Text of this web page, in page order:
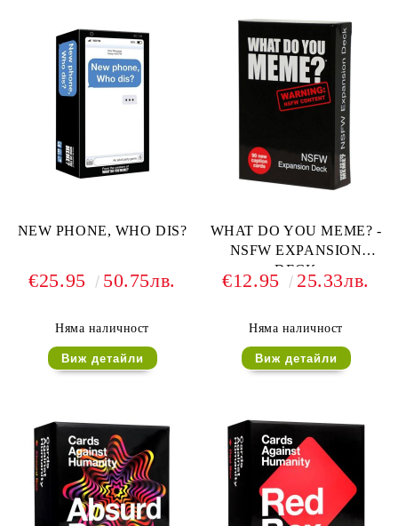
NEW PHONE, WHO DIS?
€25.95 50.75лв.
Няма наличност
Виж детайли
WHAT DO YOU MEME? -
NSFW EXPANSION
DECK
€12.95 25.33лв.
Няма наличност
Виж детайли